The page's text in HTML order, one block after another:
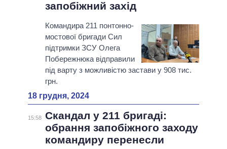
запобіжний захід
Командира 211 понтонно-
мостової бригади Сил
підтримки ЗСУ Олега
Побережнюка відправили
під варту з можливістю застави у 908 тис.
грн.
18 грудня, 2024
15:58 Скандал у 211 бригаді:
обрання запобіжного заходу
командиру перенесли